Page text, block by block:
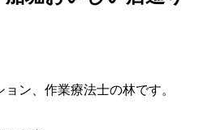
ン、作業療法士の林です。